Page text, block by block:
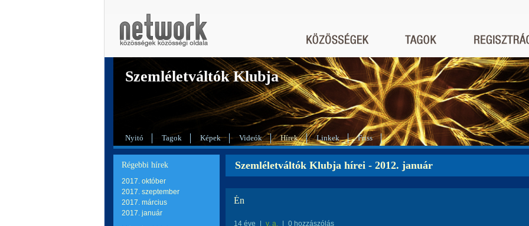
Szemléletváltók Klubja
Nyitó Tagok Képek Videók Hírek Linkek Friss
Régebbi hírek
2017. október
2017. szeptember
2017. március
2017. január
Szemléletváltók Klubja hírei - 2012. január
Én
14 éve v. a. 0 hozzászólás